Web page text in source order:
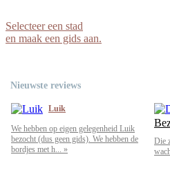
Selecteer een stad
en maak een gids aan.
Nieuwste reviews
Luik
We hebben op eigen gelegenheid Luik
bezocht (dus geen gids). We hebben de
bordjes met h... »
Die